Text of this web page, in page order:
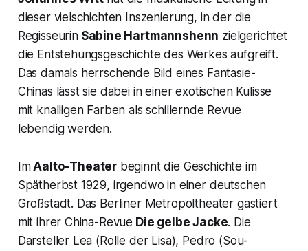
dieser vielschichten Inszenierung, in der die
RegisseurinSabine Hartmannshenn zielgerichtet
die Entstehungsgeschichte des Werkes aufgreift.
Das damals herrschende Bild eines Fantasie-
Chinas lässt sie dabei in einer exotischen Kulisse
mit knalligen Farben als schillernde Revue
lebendig werden.
ImAalto-Theater beginnt die Geschichte im
Spätherbst 1929, irgendwo in einer deutschen
Großstadt. Das Berliner Metropoltheater gastiert
mit ihrer China-Revue Die gelbe Jacke. Die
Darsteller Lea (Rolle der Lisa), Pedro (Sou-